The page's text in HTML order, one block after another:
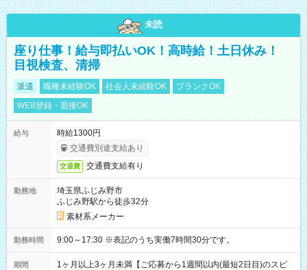
未読
座り仕事！給与即払いOK！高時給！土日休み！
目視検査、清掃
派遣 職種未経験OK 社会人未経験OK
ブランクOK
WEB登録・面接OK
給与
時給1300円
交通費別途支給あり
交通費 交通費支給有り
勤務地
埼玉県ふじみ野市
ふじみ野駅から徒歩32分
素材系メーカー
勤務時間 9:00～17:30 ※表記のうち実働7時間30分です。
期間
1ヶ月以上3ヶ月未満【ご応募から1週間以内(最短2日目)のスピ